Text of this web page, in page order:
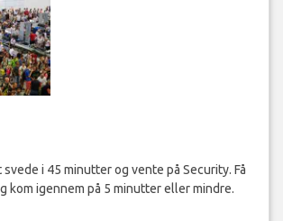
i 45 minutter og vente på Security. Få
kom igennem på 5 minutter eller mindre.